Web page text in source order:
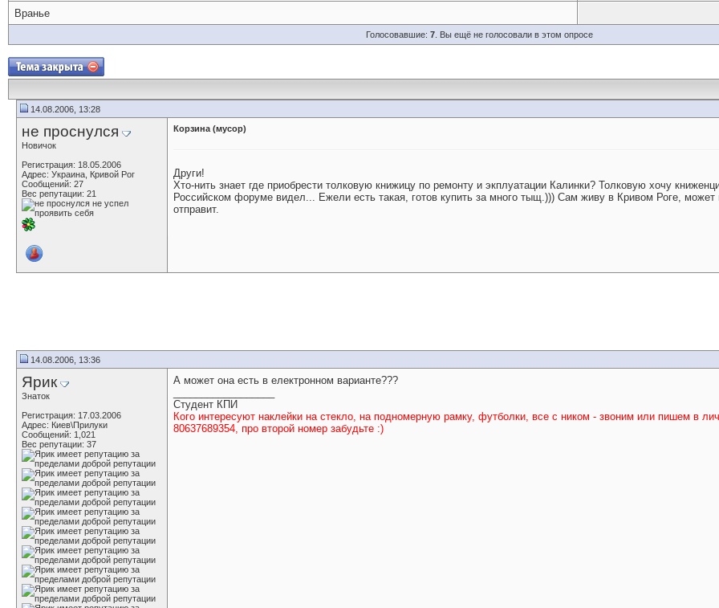
Вранье
Голосовавшие: 7. Вы ещё не голосовали в этом опросе
14.08.2006, 13:28
не проснулся
Новичок
Регистрация: 18.05.2006
Адрес: Украина, Кривой Рог
Сообщений: 27
Вес репутации: 21
Корзина (мусор)
Други!
Хто-нить знает где приобрести толковую книжицу по ремонту и экплуатации Калинки? Толковую хочу
Российском форуме видел... Ежели есть такая, готов купить за много тыщ.))) Сам живу в Кривом Роге, может
отправит.
14.08.2006, 13:36
Ярик
Знаток
Регистрация: 17.03.2006
Адрес: Киев\Прилуки
Сообщений: 1,021
Вес репутации: 37
А может она есть в електронном варианте???
Студент КПИ
Кого интересуют наклейки на стекло, на подномерную рамку, футболки, все с ником - звоним или пишем в
80637689354, про второй номер забудьте :)